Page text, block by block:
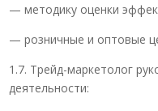
— методику оценки
— розничные и оптовые
1.7. Трейд-маркетолог
деятельности: